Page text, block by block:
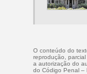
O conteúdo do
reprodução,
a autorização do
do Código Penal –